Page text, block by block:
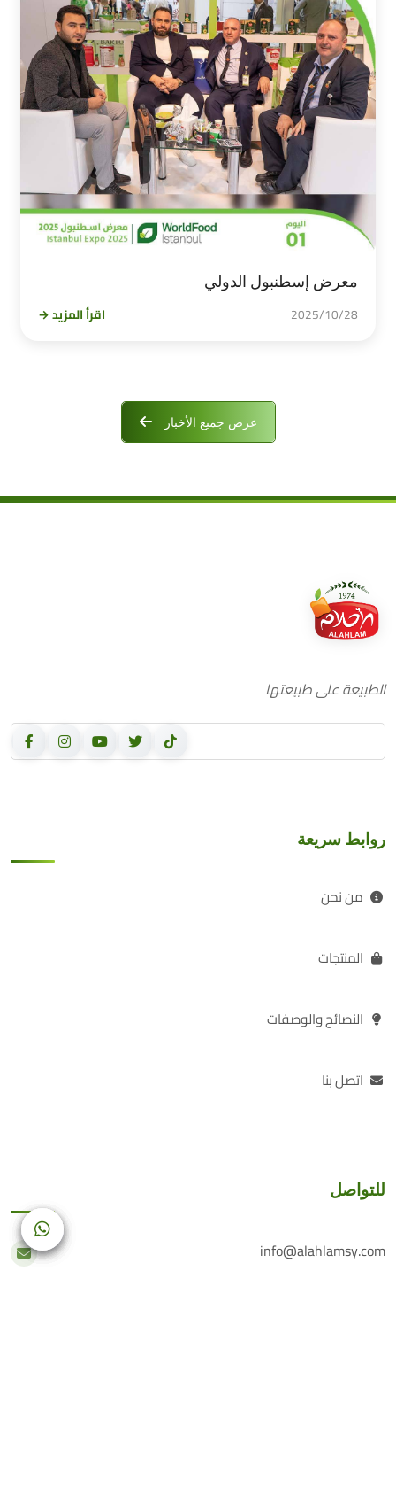
معرض إسطنبول الدولي
2025/10/28 اقرأ المزيد →
عرض جميع الأخبار
الطبيعة على طبيعتها
روابط سريعة
من نحن
المنتجات
النصائح والوصفات
اتصل بنا
للتواصل
info@alahlamsy.com